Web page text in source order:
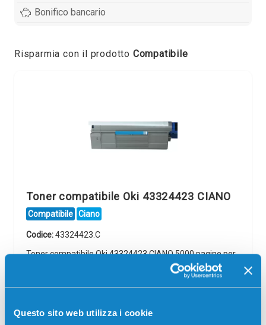
Questo sito web utilizza i cookie
Bonifico bancario
Risparmia con il prodotto Compatibile
Toner compatibile Oki 43324423 CIANO
Compatibile Ciano
Codice:43324423.C
Toner compatibile Oki 43324423 CIANO 5000 pagine per
Stampanti: Oki C5550, Oki C5800, Oki C5900